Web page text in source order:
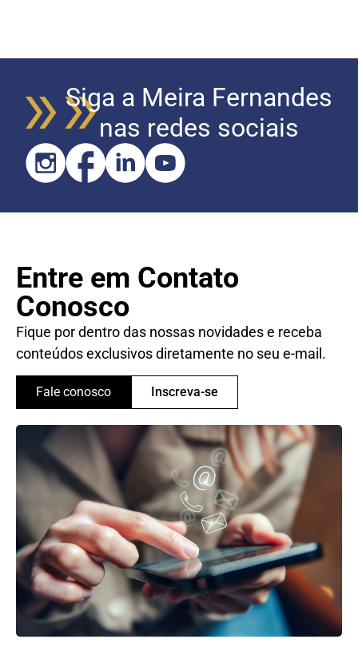
Siga a Meira Fernandes
nas redes sociais
Entre em Contato
Conosco
Fique por dentro das nossas novidades e receba
conteúdos exclusivos diretamente no seu e-mail.
Fale conosco Inscreva-se